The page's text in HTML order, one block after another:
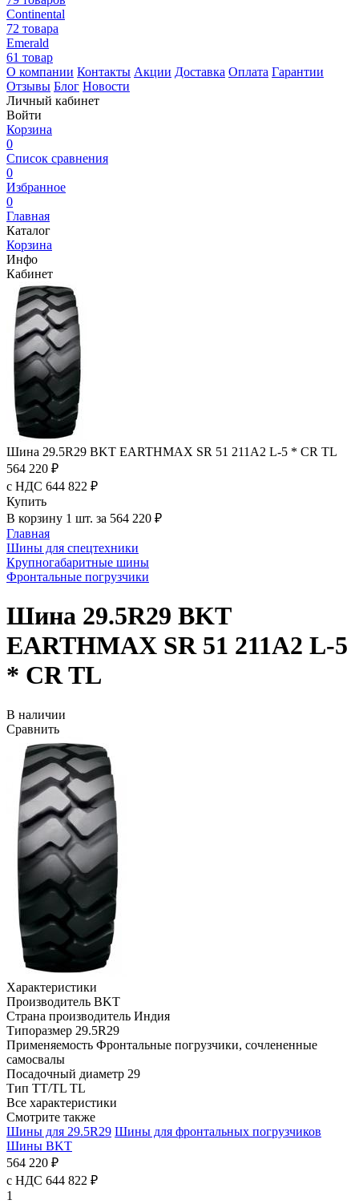
Continental
72 товара
Emerald
61 товар
О компании Контакты Акции Доставка Оплата Гарантии
Отзывы Блог Новости
Личный кабинет
Войти
Корзина
0
Список сравнения
0
Избранное
0
Главная
Каталог
Корзина
Инфо
Кабинет
Шина 29.5R29 BKT EARTHMAX SR 51 211A2 L-5 * CR TL
564 220 ₽
с НДС 644 822 ₽
Купить
В корзину 1 шт. за 564 220 ₽
Главная
Шины для спецтехники
Крупногабаритные шины
Фронтальные погрузчики
Шина 29.5R29 BKT
EARTHMAX SR 51 211A2 L-5
* CR TL
В наличии
Сравнить
Характеристики
Производитель BKT
Страна производитель Индия
Типоразмер 29.5R29
Применяемость Фронтальные погрузчики, сочлененные
самосвалы
Посадочный диаметр 29
Тип TT/TL TL
Все характеристики
Смотрите также
Шины для 29.5R29 Шины для фронтальных погрузчиков
Шины BKT
564 220 ₽
с НДС 644 822 ₽
1